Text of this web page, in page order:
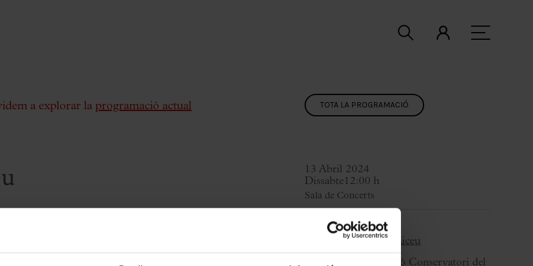
a explorar la programació actual
Creus que un cent-peus pot tenir un
TOTA LA PROGRAMACIÓ
13 Abril 2024
Dissabte12:00 h
Sala de Concerts
Cicle:
Cicle Conservatori Liceu
Organitza:
Fundació Conservatori del